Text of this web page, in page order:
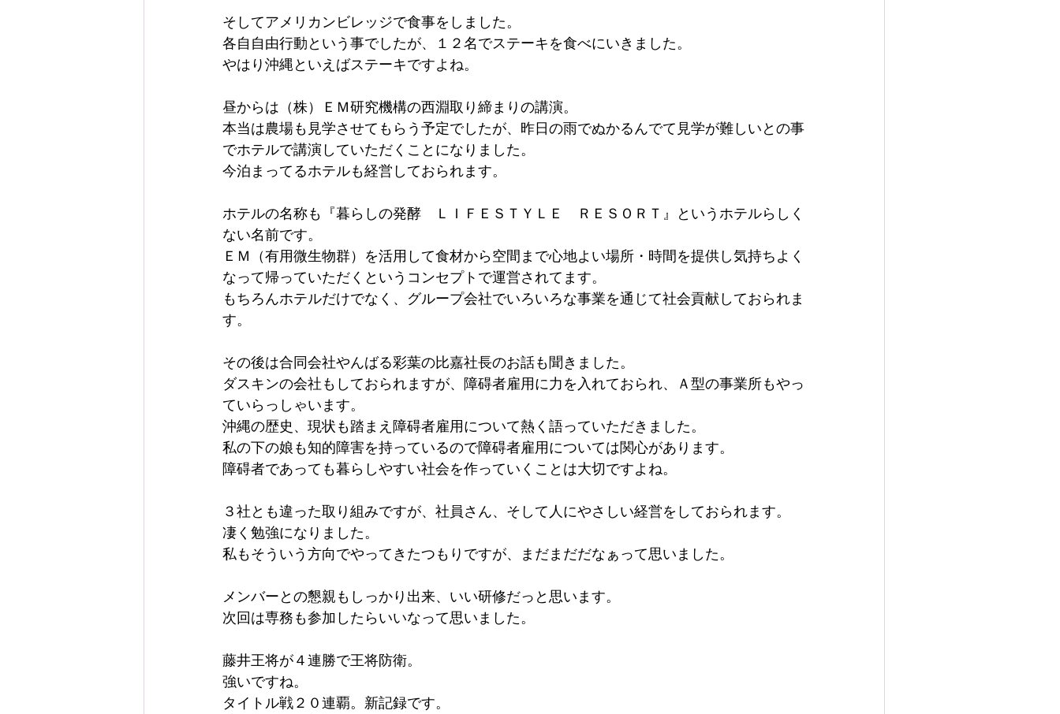
そしてアメリカンビレッジで食事をしました。
各自自由行動という事でしたが、１２名でステーキを食べにいきました。
やはり沖縄といえばステーキですよね。
昼からは（株）ＥＭ研究機構の西淵取り締まりの講演。
本当は農場も見学させてもらう予定でしたが、昨日の雨でぬかるんでて見学が難しいとの事
でホテルで講演していただくことになりました。
今泊まってるホテルも経営しておられます。
ホテルの名称も『暮らしの発酵　ＬＩＦＥＳＴＹＬＥ　ＲＥＳＯＲＴ』というホテルらしく
ない名前です。
ＥＭ（有用微生物群）を活用して食材から空間まで心地よい場所・時間を提供し気持ちよく
なって帰っていただくというコンセプトで運営されてます。
もちろんホテルだけでなく、グループ会社でいろいろな事業を通じて社会貢献しておられま
す。
その後は合同会社やんばる彩葉の比嘉社長のお話も聞きました。
ダスキンの会社もしておられますが、障碍者雇用に力を入れておられ、Ａ型の事業所もやっ
ていらっしゃいます。
沖縄の歴史、現状も踏まえ障碍者雇用について熱く語っていただきました。
私の下の娘も知的障害を持っているので障碍者雇用については関心があります。
障碍者であっても暮らしやすい社会を作っていくことは大切ですよね。
３社とも違った取り組みですが、社員さん、そして人にやさしい経営をしておられます。
凄く勉強になりました。
私もそういう方向でやってきたつもりですが、まだまだだなぁって思いました。
メンバーとの懇親もしっかり出来、いい研修だっと思います。
次回は専務も参加したらいいなって思いました。
藤井王将が４連勝で王将防衛。
強いですね。
タイトル戦２０連覇。新記録です。